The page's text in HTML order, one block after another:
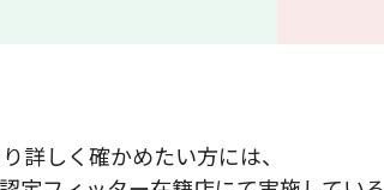
詳しく確かめたい方には、